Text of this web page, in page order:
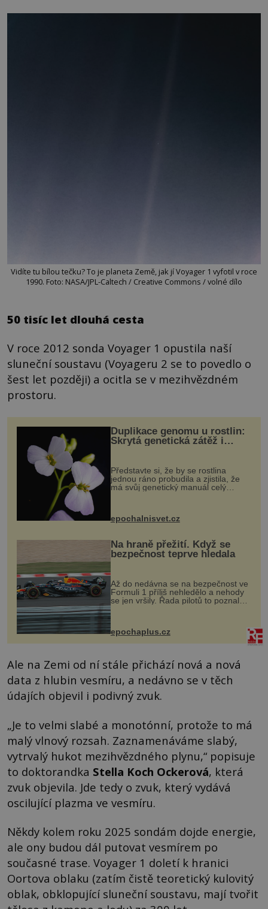
Vidíte tu bílou tečku? To je planeta Země, jak jí Voyager 1 vyfotil v roce
1990. Foto: NASA/JPL-Caltech / Creative Commons / volné dílo
50 tisíc let dlouhá cesta
V roce 2012 sonda Voyager 1 opustila naší
sluneční soustavu (Voyageru 2 se to povedlo o
šest let později) a ocitla se v mezihvězdném
prostoru.
Duplikace genomu u rostlin:
Skrytá genetická zátěž i
Představte si, že by se rostlina
jednou ráno probudila a zjistila, že
má svůj genetický manuál celý
vstupenka...
epochalnisvet.cz
Na hraně přežití. Když se
bezpečnost teprve hledala
Až do nedávna se na bezpečnost ve
Formuli 1 příliš nehledělo a nehody
se jen vršily. Řada pilotů to poznala
na vlastní kůži, často s trvalými
následky nebo bohužel i ztrátou
života. Dnes nepochopiteln...
epochaplus.cz
Ale na Zemi od ní stále přichází nová a nová
data z hlubin vesmíru, a nedávno se v těch
údajích objevil i podivný zvuk.
„Je to velmi slabé a monotónní, protože to má
malý vlnový rozsah. Zaznamenáváme slabý,
vytrvalý hukot mezihvězdného plynu,“ popisuje
to doktorandka Stella Koch Ockerová, která
zvuk objevila. Jde tedy o zvuk, který vydává
oscilující plazma ve vesmíru.
Někdy kolem roku 2025 sondám dojde energie,
ale ony budou dál putovat vesmírem po
současné trase. Voyager 1 doletí k hranici
Oortova oblaku (zatím čistě teoretický kulovitý
oblak, obklopující sluneční soustavu, mají tvořit